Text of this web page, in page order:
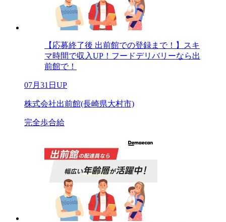
【応募終了後 出前館での登録まで！】スキ
マ時間で収入UP！フードデリバリーなら出
前館で！
07月31日UP
株式会社出前館(長崎県大村市)
完全歩合給